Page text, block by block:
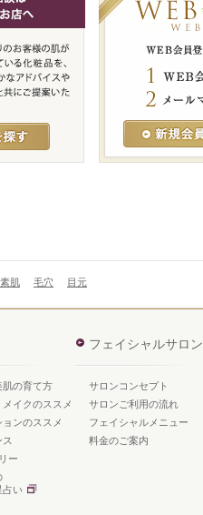
素肌 毛穴 目元
肌の育て方
メイクのススメ
ョンのススメ
ー
占い
フェイシャルサロン
サロンコンセプト
サロンご利用の流れ
フェイシャルメニュー
料金のご案内